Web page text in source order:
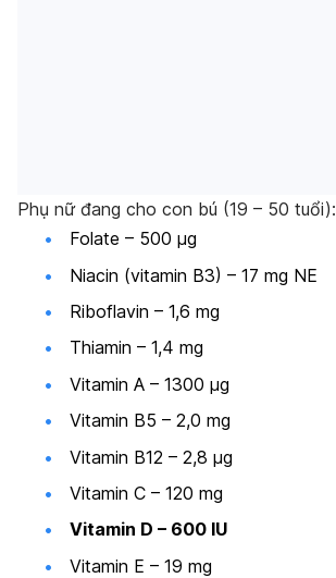
Phụ nữ đang cho con bú (19 – 50 tuổi):
Folate – 500 μg
Niacin (vitamin B3) – 17 mg NE
Riboflavin – 1,6 mg
Thiamin – 1,4 mg
Vitamin A – 1300 μg
Vitamin B5 – 2,0 mg
Vitamin B12 – 2,8 μg
Vitamin C – 120 mg
Vitamin D – 600 IU
Vitamin E – 19 mg